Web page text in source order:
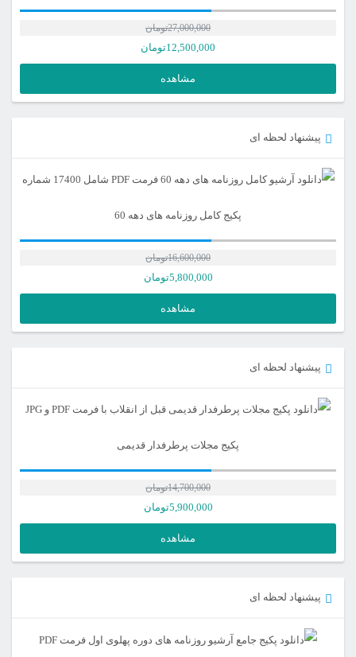
27,000,000تومان
12,500,000تومان
مشاهده
پیشنهاد لحظه ای
پکیج کامل روزنامه های دهه 60
16,600,000تومان
5,800,000تومان
مشاهده
پیشنهاد لحظه ای
پکیج مجلات پرطرفدار قدیمی
14,700,000تومان
5,900,000تومان
مشاهده
پیشنهاد لحظه ای